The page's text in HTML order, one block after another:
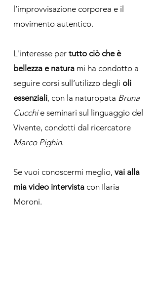
l’improvvisazione corporea e il
movimento autentico.
L'interesse per tutto ciò che è
bellezza e natura mi ha condotto a
seguire corsi sull’utilizzo degli oli
essenziali, con la naturopata Bruna
Cucchie seminari sul linguaggio del
Vivente, condotti dal ricercatore
Marco Pighin.
Se vuoi conoscermi meglio, vai alla
mia video intervista con Ilaria
Moroni.